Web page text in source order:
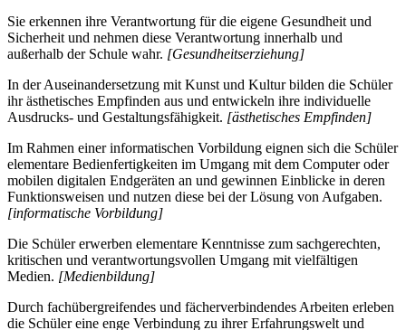
Sie erkennen ihre Verantwortung für die eigene Gesundheit und
Sicherheit und nehmen diese Verantwortung innerhalb und
außerhalb der Schule wahr. [Gesundheitserziehung]
In der Auseinandersetzung mit Kunst und Kultur bilden die Schüler
ihr ästhetisches Empfinden aus und entwickeln ihre individuelle
Ausdrucks- und Gestaltungsfähigkeit. [ästhetisches Empfinden]
Im Rahmen einer informatischen Vorbildung eignen sich die Schüler
elementare Bedienfertigkeiten im Umgang mit dem Computer oder
mobilen digitalen Endgeräten an und gewinnen Einblicke in deren
Funktionsweisen und nutzen diese bei der Lösung von Aufgaben.
[informatische Vorbildung]
Die Schüler erwerben elementare Kenntnisse zum sachgerechten,
kritischen und verantwortungsvollen Umgang mit vielfältigen
Medien. [Medienbildung]
Durch fachübergreifendes und fächerverbindendes Arbeiten erleben
die Schüler eine enge Verbindung zu ihrer Erfahrungswelt und